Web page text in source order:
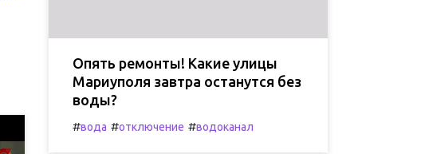
Опять ремонты! Какие улицы
Мариуполя завтра останутся без
воды?
#вода #отключение #водоканал